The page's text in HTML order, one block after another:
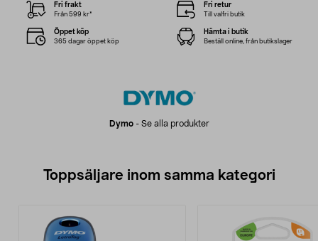
Dymo- Se alla produkter
Fri frakt
Från 599 kr*
Fri retur
Till valfri butik
Öppet köp
365 dagar öppet köp
Hämta i butik
Beställ online, från butikslager
Toppsäljare inom samma kategori